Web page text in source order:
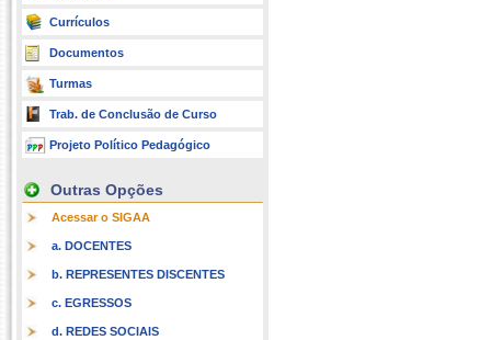
Currículos
Documentos
Turmas
Trab. de Conclusão de Curso
Projeto Político Pedagógico
Outras Opções
Acessar o SIGAA
a. DOCENTES
b. REPRESENTES DISCENTES
c. EGRESSOS
d. REDES SOCIAIS